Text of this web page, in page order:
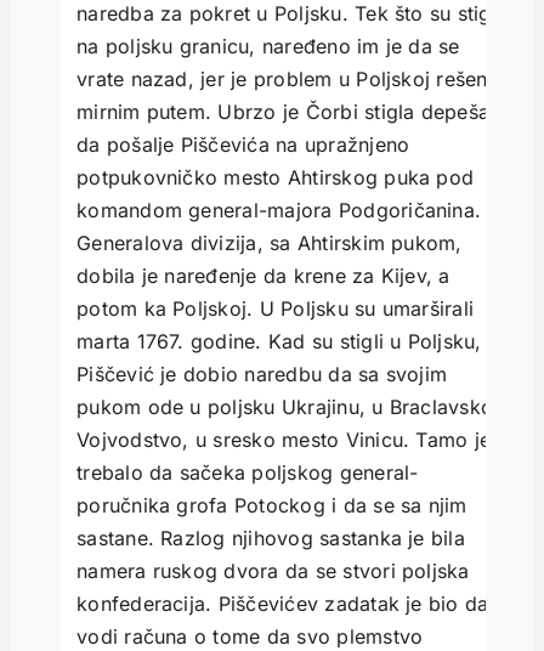
naredba za pokret u Poljsku. Tek što su stigli
na poljsku granicu, naređeno im je da se
vrate nazad, jer je problem u Poljskoj rešen
mirnim putem. Ubrzo je Čorbi stigla depeša
da pošalje Piščevića na upražnjeno
potpukovničko mesto Ahtirskog puka pod
komandom general-majora Podgoričanina.
Generalova divizija, sa Ahtirskim pukom,
dobila je naređenje da krene za Kijev, a
potom ka Poljskoj. U Poljsku su umarširali
marta 1767. godine. Kad su stigli u Poljsku,
Piščević je dobio naredbu da sa svojim
pukom ode u poljsku Ukrajinu, u Braclavsko
Vojvodstvo, u sresko mesto Vinicu. Tamo je
trebalo da sačeka poljskog general-
poručnika grofa Potockog i da se sa njim
sastane. Razlog njihovog sastanka je bila
namera ruskog dvora da se stvori poljska
konfederacija. Piščevićev zadatak je bio da
vodi računa o tome da svo plemstvo